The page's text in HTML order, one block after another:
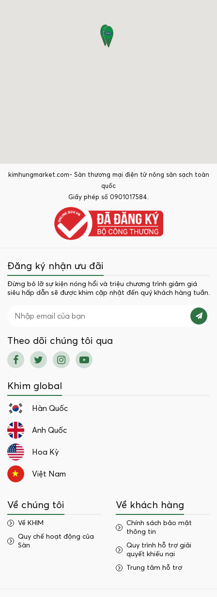
kimhungmarket.com- Sàn thương mại điện tử nông sản sạch toàn
quốc
Giấy phép số 0901017584.
Đăng ký nhận ưu đãi
Đừng bỏ lỡ sự kiện nóng hổi và triệu chương trình giảm giá
siêu hấp dẫn sẽ được khim cập nhật đến quý khách hàng tuần.
Theo dõi chúng tôi qua
Khim global
Hàn Quốc
Anh Quốc
Hoa Kỳ
Việt Nam
Về chúng tôi
Về KHIM
Quy chế hoạt động của
Sàn
Về khách hàng
Chính sách bảo mật
thông tin
Quy trình hỗ trợ giải
quyết khiếu nại
Trung tâm hỗ trợ